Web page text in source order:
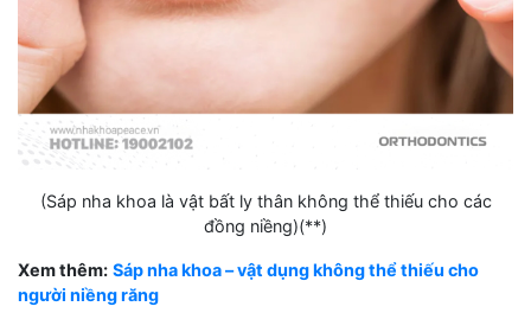
(Sáp nha khoa là vật bất ly thân không thể thiếu cho các
đồng niềng)(**)
Xem thêm: Sáp nha khoa – vật dụng không thể thiếu cho
người niềng răng